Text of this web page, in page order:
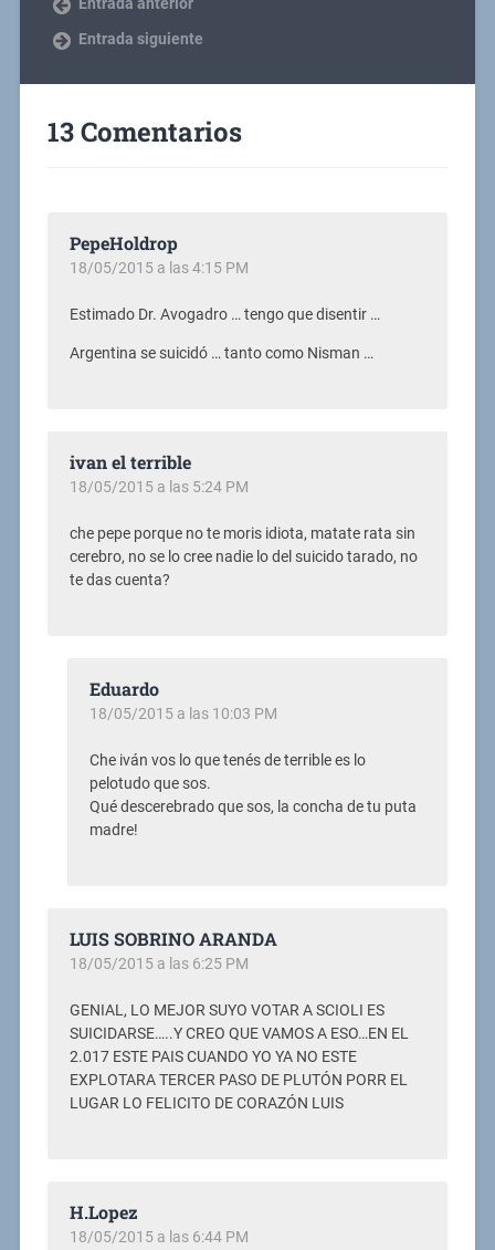
Entrada siguiente
13 Comentarios
PepeHoldrop
18/05/2015 a las 4:15 PM
Estimado Dr. Avogadro … tengo que disentir …
Argentina se suicidó … tanto como Nisman …
ivan el terrible
18/05/2015 a las 5:24 PM
che pepe porque no te moris idiota, matate rata sin
cerebro, no se lo cree nadie lo del suicido tarado, no
te das cuenta?
Eduardo
18/05/2015 a las 10:03 PM
Che iván vos lo que tenés de terrible es lo
pelotudo que sos.
Qué descerebrado que sos, la concha de tu puta
madre!
LUIS SOBRINO ARANDA
18/05/2015 a las 6:25 PM
GENIAL, LO MEJOR SUYO VOTAR A SCIOLI ES
SUICIDARSE…..Y CREO QUE VAMOS A ESO…EN EL
2.017 ESTE PAIS CUANDO YO YA NO ESTE
EXPLOTARA TERCER PASO DE PLUTÓN PORR EL
LUGAR LO FELICITO DE CORAZÓN LUIS
H.Lopez
18/05/2015 a las 6:44 PM